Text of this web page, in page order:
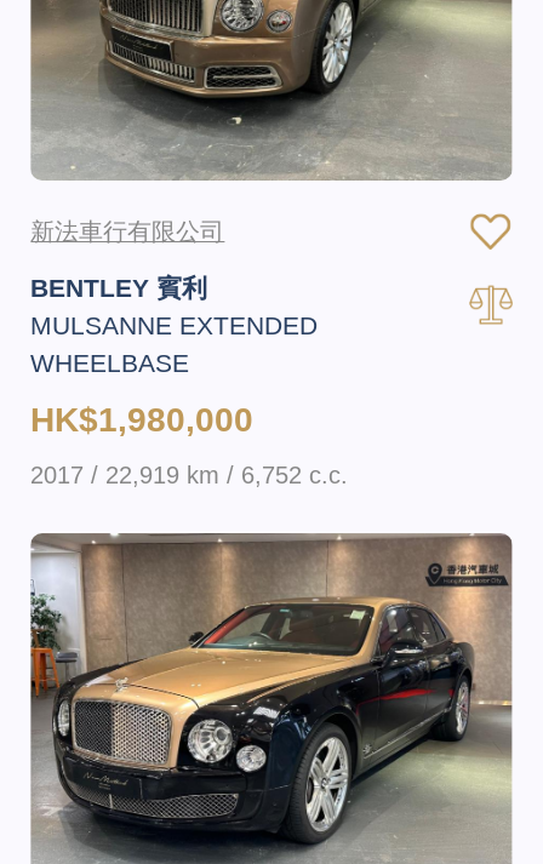
新法車行有限公司
BENTLEY 賓利
MULSANNE EXTENDED
WHEELBASE
HK$1,980,000
2017 / 22,919 km / 6,752 c.c.